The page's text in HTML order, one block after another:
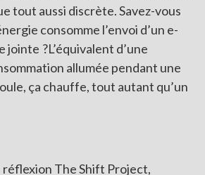
tout aussi discrète. Savez-vous
consomme l’envoi d’un e-
jointe ?L’équivalent d’une
allumée pendant une
ça chauffe, tout autant qu’un
réflexion The Shift Project,